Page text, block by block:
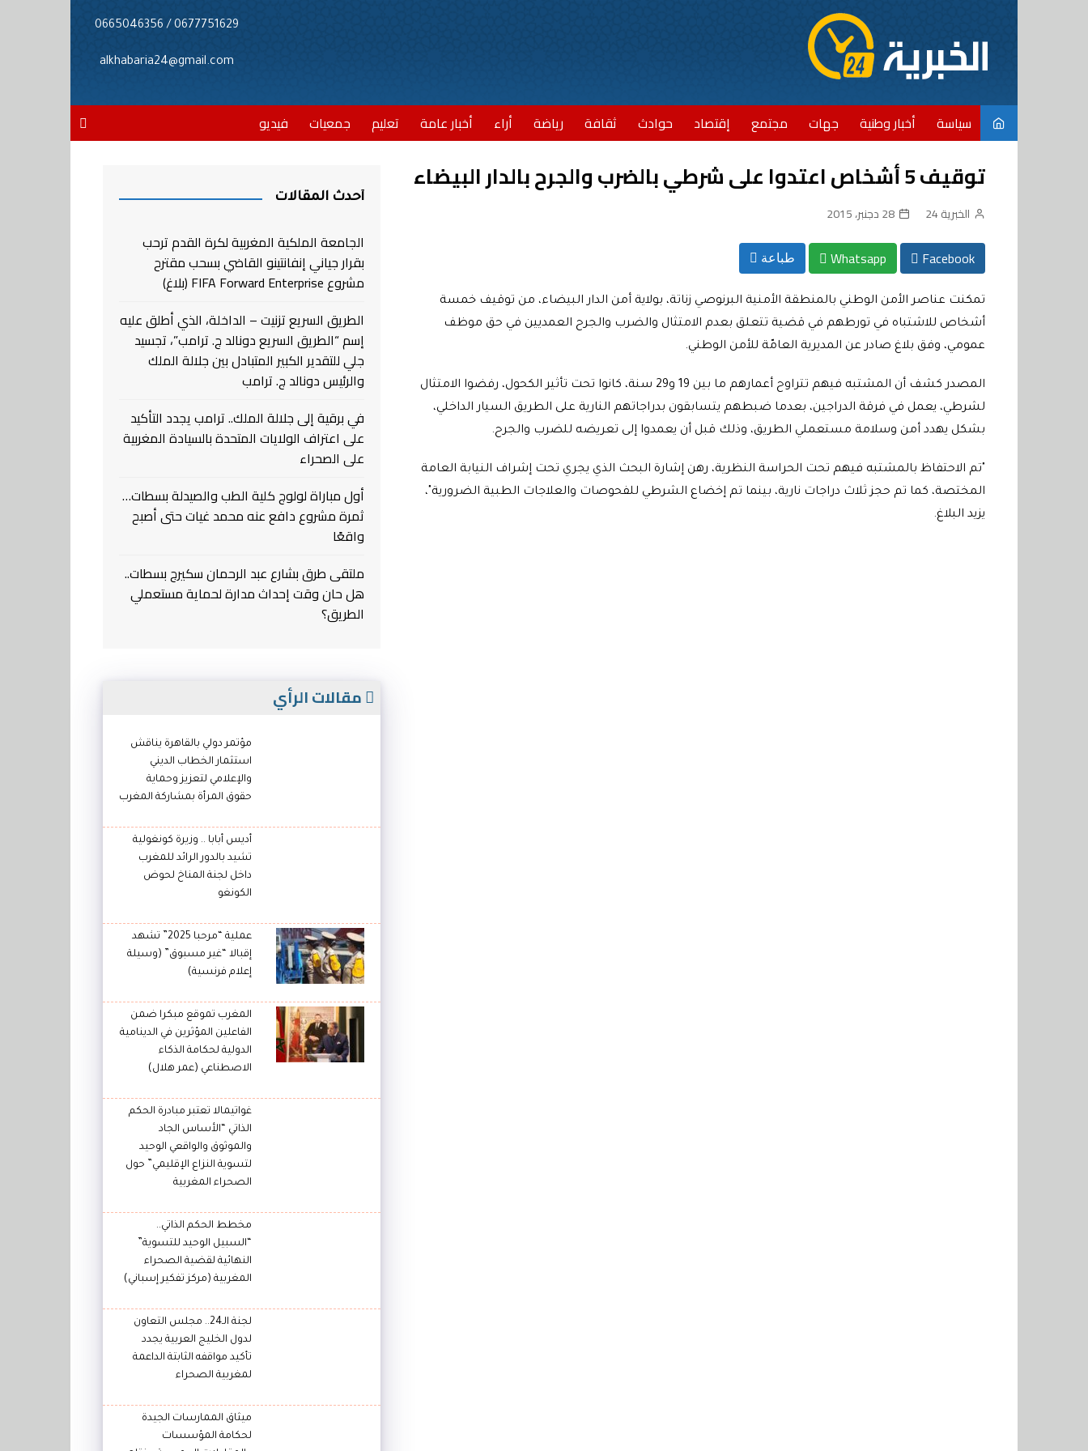
0677751629 / 0665046356
alkhabaria24@gmail.com
سياسة أخبار وطنية جهات مجتمع إقتصاد حوادث ثقافة رياضة أراء أخبار عامة تعليم جمعيات فيديو
توقيف 5 أشخاص اعتدوا على شرطي بالضرب والجرح بالدار البيضاء
الخبرية 24 28 دجنبر، 2015
Facebook
Whatsapp طباعة
تمكنت عناصر الأمن الوطني بالمنطقة الأمنية البرنوصي زناتة، بولاية أمن الدار البيضاء، من توقيف خمسة
أشخاص للاشتباه في تورطهم في قضية تتعلق بعدم الامتثال والضرب والجرح العمديين في حق موظف
عمومي، وفق بلاغ صادر عن المديرية العامّة للأمن الوطني.
المصدر كشف أن المشتبه فيهم تتراوح أعمارهم ما بين 19 و29 سنة، كانوا تحت تأثير الكحول، رفضوا الامتثال
لشرطي، يعمل في فرقة الدراجين، بعدما ضبطهم يتسابقون بدراجاتهم النارية على الطريق السيار الداخلي،
بشكل يهدد أمن وسلامة مستعملي الطريق، وذلك قبل أن يعمدوا إلى تعريضه للضرب والجرح.
"تم الاحتفاظ بالمشتبه فيهم تحت الحراسة النظرية، رهن إشارة البحث الذي يجري تحت إشراف النيابة العامة
المختصة، كما تم حجز ثلاث دراجات نارية، بينما تم إخضاع الشرطي للفحوصات والعلاجات الطبية الضرورية"،
يزيد البلاغ.
أحدث المقالات
الجامعة الملكية المغربية لكرة القدم ترحب
بقرار جياني إنفانتينو القاضي بسحب مقترح
مشروع FIFA Forward Enterprise (بلاغ)
الطريق السريع تزنيت – الداخلة، الذي أطلق عليه
إسم “الطريق السريع دونالد ج. ترامب”، تجسيد
جلي للتقدير الكبير المتبادل بين جلالة الملك
والرئيس دونالد ج. ترامب
في برقية إلى جلالة الملك.. ترامب يجدد التأكيد
على اعتراف الولايات المتحدة بالسيادة المغربية
على الصحراء
أول مباراة لولوج كلية الطب والصيدلة بسطات…
ثمرة مشروع دافع عنه محمد غيات حتى أصبح
واقعًا
ملتقى طرق بشارع عبد الرحمان سكيرج بسطات..
هل حان وقت إحداث مدارة لحماية مستعملي
الطريق؟
مقالات الرأي
مؤتمر دولي بالقاهرة يناقش
استثمار الخطاب الديني
والإعلامي لتعزيز وحماية
حقوق المرأة بمشاركة المغرب
أديس أبابا .. وزيرة كونغولية
تشيد بالدور الرائد للمغرب
داخل لجنة المناخ لحوض
الكونغو
عملية “مرحبا 2025” تشهد
إقبالا “غير مسبوق” (وسيلة
إعلام فرنسية)
المغرب تموقع مبكرا ضمن
الفاعلين المؤثرين في الدينامية
الدولية لحكامة الذكاء
الاصطناعي (عمر هلال)
غواتيمالا تعتبر مبادرة الحكم
الذاتي “الأساس الجاد
والموثوق والواقعي الوحيد
لتسوية النزاع الإقليمي” حول
الصحراء المغربية
مخطط الحكم الذاتي..
“السبيل الوحيد للتسوية”
النهائية لقضية الصحراء
المغربية (مركز تفكير إسباني)
لجنة الـ24.. مجلس التعاون
لدول الخليج العربية يجدد
تأكيد مواقفه الثابتة الداعمة
لمغربية الصحراء
ميثاق الممارسات الجيدة
لحكامة المؤسسات